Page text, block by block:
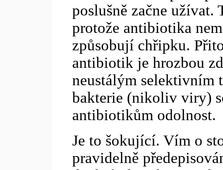
poslušně začne užívat.
protože antibiotika
způsobují chřipku.
antibiotik je hrozbou
neustálým selektivním
bakterie (nikoliv viry)
antibiotikům odolnost.
Je to šokující. Vím o
pravidelně